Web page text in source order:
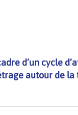
d’un cycle
autour de